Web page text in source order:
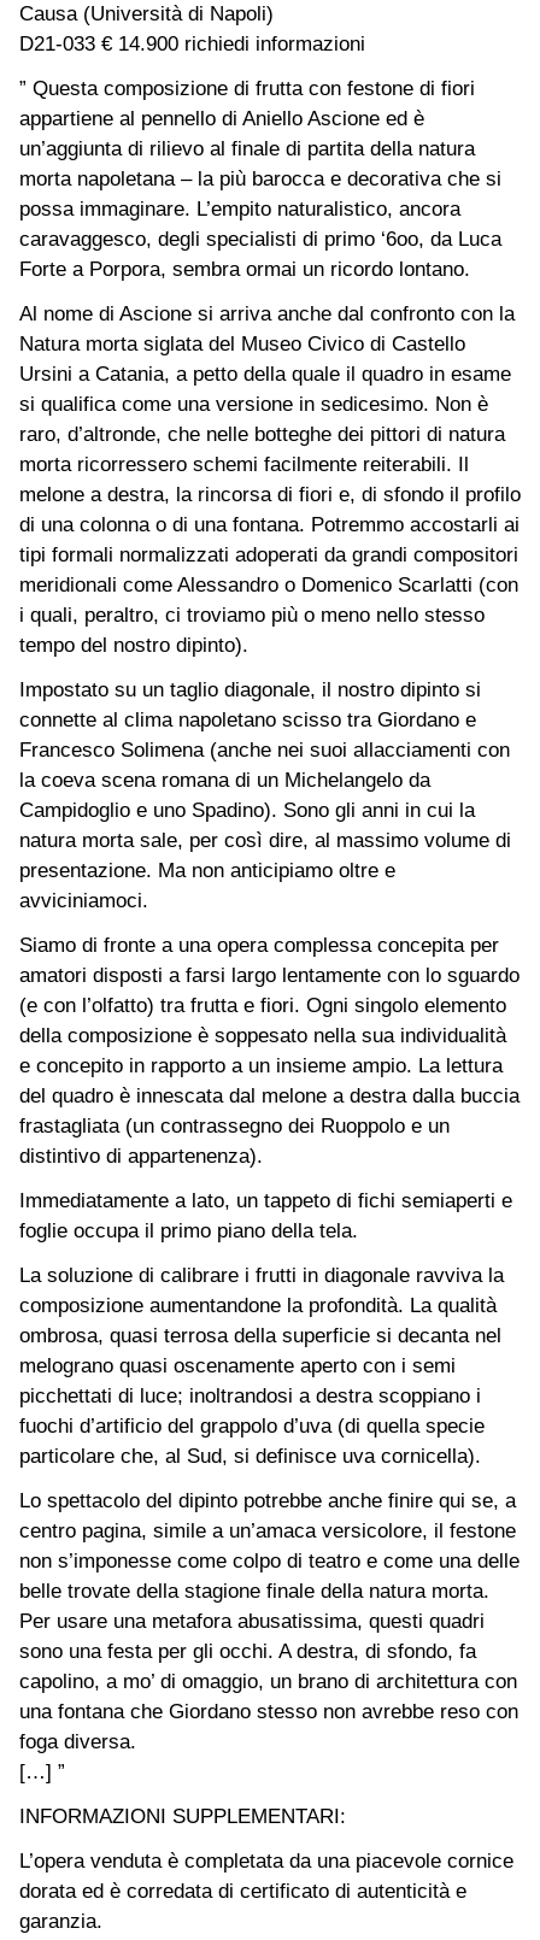
Causa (Università di Napoli)
D21-033 € 14.900 richiedi informazioni
” Questa composizione di frutta con festone di fiori
appartiene al pennello di Aniello Ascione ed è
un’aggiunta di rilievo al finale di partita della natura
morta napoletana – la più barocca e decorativa che si
possa immaginare. L’empito naturalistico, ancora
caravaggesco, degli specialisti di primo ‘6oo, da Luca
Forte a Porpora, sembra ormai un ricordo lontano.
Al nome di Ascione si arriva anche dal confronto con la
Natura morta siglata del Museo Civico di Castello
Ursini a Catania, a petto della quale il quadro in esame
si qualifica come una versione in sedicesimo. Non è
raro, d’altronde, che nelle botteghe dei pittori di natura
morta ricorressero schemi facilmente reiterabili. Il
melone a destra, la rincorsa di fiori e, di sfondo il profilo
di una colonna o di una fontana. Potremmo accostarli ai
tipi formali normalizzati adoperati da grandi compositori
meridionali come Alessandro o Domenico Scarlatti (con
i quali, peraltro, ci troviamo più o meno nello stesso
tempo del nostro dipinto).
Impostato su un taglio diagonale, il nostro dipinto si
connette al clima napoletano scisso tra Giordano e
Francesco Solimena (anche nei suoi allacciamenti con
la coeva scena romana di un Michelangelo da
Campidoglio e uno Spadino). Sono gli anni in cui la
natura morta sale, per così dire, al massimo volume di
presentazione. Ma non anticipiamo oltre e
avviciniamoci.
Siamo di fronte a una opera complessa concepita per
amatori disposti a farsi largo lentamente con lo sguardo
(e con l’olfatto) tra frutta e fiori. Ogni singolo elemento
della composizione è soppesato nella sua individualità
e concepito in rapporto a un insieme ampio. La lettura
del quadro è innescata dal melone a destra dalla buccia
frastagliata (un contrassegno dei Ruoppolo e un
distintivo di appartenenza).
Immediatamente a lato, un tappeto di fichi semiaperti e
foglie occupa il primo piano della tela.
La soluzione di calibrare i frutti in diagonale ravviva la
composizione aumentandone la profondità. La qualità
ombrosa, quasi terrosa della superficie si decanta nel
melograno quasi oscenamente aperto con i semi
picchettati di luce; inoltrandosi a destra scoppiano i
fuochi d’artificio del grappolo d’uva (di quella specie
particolare che, al Sud, si definisce uva cornicella).
Lo spettacolo del dipinto potrebbe anche finire qui se, a
centro pagina, simile a un’amaca versicolore, il festone
non s’imponesse come colpo di teatro e come una delle
belle trovate della stagione finale della natura morta.
Per usare una metafora abusatissima, questi quadri
sono una festa per gli occhi. A destra, di sfondo, fa
capolino, a mo’ di omaggio, un brano di architettura con
una fontana che Giordano stesso non avrebbe reso con
foga diversa.
[…] ”
INFORMAZIONI SUPPLEMENTARI:
L’opera venduta è completata da una piacevole cornice
dorata ed è corredata di certificato di autenticità e
garanzia.